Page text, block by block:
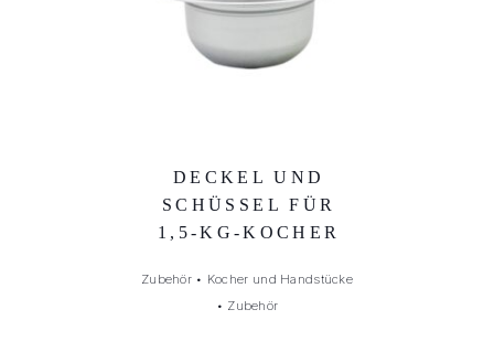
DECKEL UND
SCHÜSSEL FÜR
1,5-KG-KOCHER
Zubehör • Kocher und Handstücke
• Zubehör